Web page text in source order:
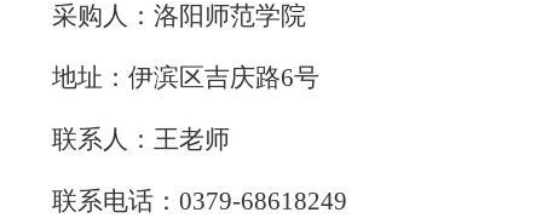
采购人：洛阳师范学院
地址：伊滨区吉庆路6号
联系人：王老师
联系电话：0379-68618249